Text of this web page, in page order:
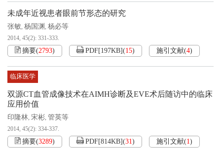
未成年近视患者眼前节形态的研究
张敏, 杨国渊, 杨必等
2014, 45(2): 331-333.
摘要(2793) PDF[197KB](15) 施引文献(4)
临床医学
双源CT血管成像技术在AIMH诊断及EVE术后随访中的临床
应用价值
印隆林, 宋彬, 管英等
2014, 45(2): 334-337.
摘要(3289) PDF[814KB](31) 施引文献(1)